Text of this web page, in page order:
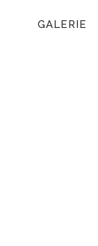
GALERIE